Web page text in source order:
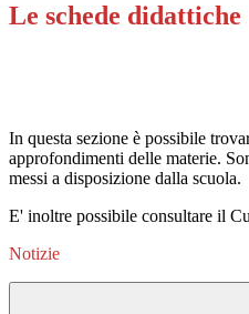
Le schede didattiche
In questa sezione è possibile
approfondimenti delle materie.
messi a disposizione dalla scuola.
E' inoltre possibile consultare il
Notizie